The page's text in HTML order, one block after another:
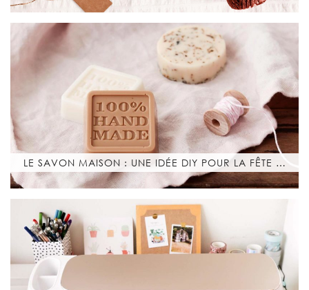
LE SAVON MAISON : UNE IDÉE DIY POUR LA FÊTE …